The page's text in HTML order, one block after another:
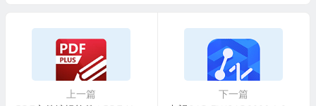
上一篇
下一篇